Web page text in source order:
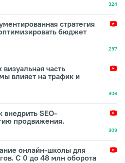
324
стратегия
бюджет
297
часть
влияет на трафик и
306
внедрить SEO-
продвижения.
309
онлайн-школы для
С 0 до 48 млн оборота